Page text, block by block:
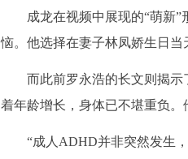
成龙在视频中展现的“萌新
恼。他选择在妻子林凤娇生日当
而此前罗永浩的长文则揭
着年龄增长，身体已不堪重负。
“成人ADHD并非突然发生